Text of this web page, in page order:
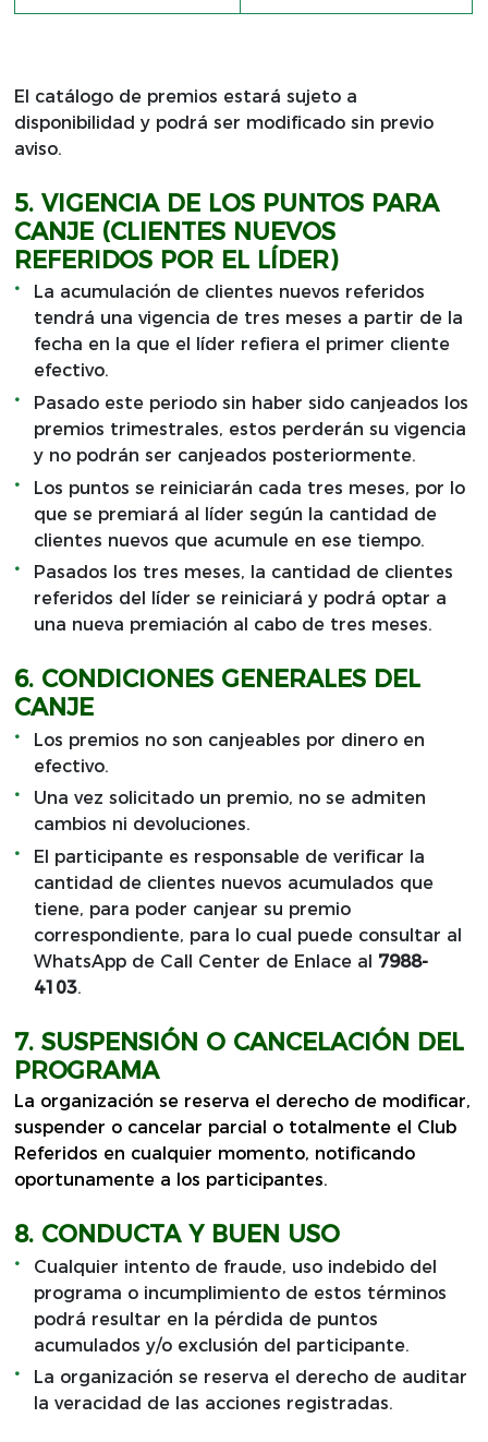
El catálogo de premios estará sujeto a
disponibilidad y podrá ser modificado sin previo
aviso.
5. VIGENCIA DE LOS PUNTOS PARA
CANJE (CLIENTES NUEVOS
REFERIDOS POR EL LÍDER)
La acumulación de clientes nuevos referidos
tendrá una vigencia de tres meses a partir de la
fecha en la que el líder refiera el primer cliente
efectivo.
Pasado este periodo sin haber sido canjeados los
premios trimestrales, estos perderán su vigencia
y no podrán ser canjeados posteriormente.
Los puntos se reiniciarán cada tres meses, por lo
que se premiará al líder según la cantidad de
clientes nuevos que acumule en ese tiempo.
Pasados los tres meses, la cantidad de clientes
referidos del líder se reiniciará y podrá optar a
una nueva premiación al cabo de tres meses.
6. CONDICIONES GENERALES DEL
CANJE
Los premios no son canjeables por dinero en
efectivo.
Una vez solicitado un premio, no se admiten
cambios ni devoluciones.
El participante es responsable de verificar la
cantidad de clientes nuevos acumulados que
tiene, para poder canjear su premio
correspondiente, para lo cual puede consultar al
WhatsApp de Call Center de Enlace al 7988-
4103.
7. SUSPENSIÓN O CANCELACIÓN DEL
PROGRAMA
La organización se reserva el derecho de modificar,
suspender o cancelar parcial o totalmente el Club
Referidos en cualquier momento, notificando
oportunamente a los participantes.
8. CONDUCTA Y BUEN USO
Cualquier intento de fraude, uso indebido del
programa o incumplimiento de estos términos
podrá resultar en la pérdida de puntos
acumulados y/o exclusión del participante.
La organización se reserva el derecho de auditar
la veracidad de las acciones registradas.